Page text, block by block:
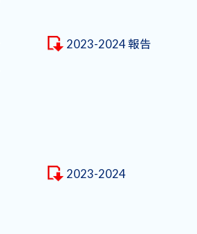
2023-2024 報告
2023-2024